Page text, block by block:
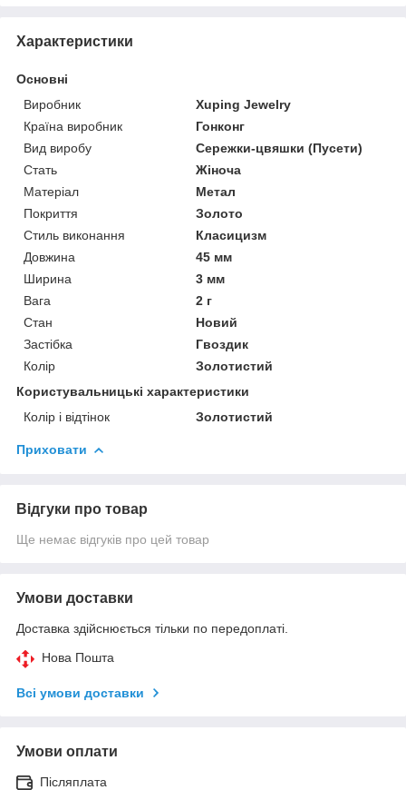
Характеристики
Основні
Виробник
Xuping Jewelry
Країна виробник
Гонконг
Вид виробу
Сережки-цвяшки (Пусети)
Стать
Жіноча
Матеріал
Метал
Покриття
Золото
Стиль виконання
Класицизм
Довжина
45 мм
Ширина
3 мм
Вага
2 г
Стан
Новий
Застібка
Гвоздик
Колір
Золотистий
Користувальницькі характеристики
Колір і відтінок
Золотистий
Приховати
Відгуки про товар
Ще немає відгуків про цей товар
Умови доставки
Доставка здійснюється тільки по передоплаті.
Нова Пошта
Всі умови доставки
Умови оплати
Післяплата